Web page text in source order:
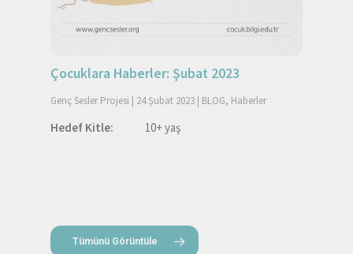
Çocuklara Haberler: Şubat 2023
Genç Sesler Projesi | 24 Şubat 2023 | BLOG, Haberler
Hedef Kitle: 10+ yaş
Tümünü Görüntüle